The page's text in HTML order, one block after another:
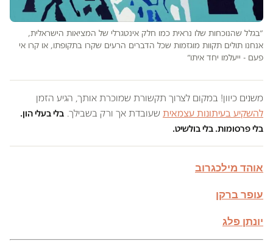
״בגלל שהנוכחות שלו נראית כמו חלק אינטגרלי של המציאות הישראלית,
אנחנו תולים תקוות מוגזמות שכל הדברים הרעים שקרו בתקופתו, או קרו אי
פעם - ייעלמו יחד איתו״
משנים כיוון! במקום לצרוך תקשורת שמוכרת אותך, הגיע הזמן
להשקיע בעיתונות עצמאית שעובדת אך ורק בשבילך. בלי בעלי הון.
בלי פרסומות. בלי בולשיט.
אוהד מילכגרוב
עופר ברקן
יונתן פלג